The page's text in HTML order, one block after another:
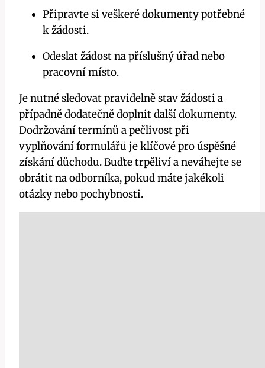
Připravte si veškeré dokumenty potřebné
k žádosti.
Odeslat žádost na příslušný úřad nebo
pracovní místo.
Je nutné sledovat pravidelně stav žádosti a
případně dodatečně doplnit další dokumenty.
Dodržování termínů a pečlivost při
vyplňování formulářů je klíčové pro úspěšné
získání důchodu. Buďte trpěliví a neváhejte se
obrátit na odborníka, pokud máte jakékoli
otázky nebo pochybnosti.